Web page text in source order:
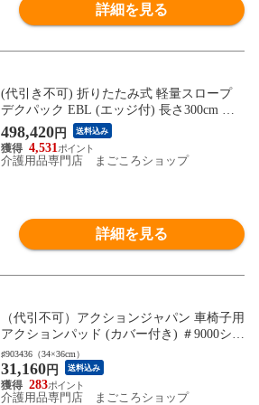
詳細を見る
(代引き不可) 折りたたみ式 軽量スロープ
デクパック EBL (エッジ付) 長さ300cm ケ
アメディックス (車椅子 スロープ 段差解消
スロープ 屋外用 段差スロープ 介護 スロー
プ 介護 用 スロープ) 介護用品
498,420円 送料込み
4,531
介護用品専門店 まごころショップ
詳細を見る
（代引不可）アクションジャパン 車椅子用
アクションパッド (カバー付き) ＃9000シリ
ーズ (車いす用クッション 床ずれ防止) 介
護用品
♯903436（34×36cm）
31,160円 送料込み
283
介護用品専門店 まごころショップ